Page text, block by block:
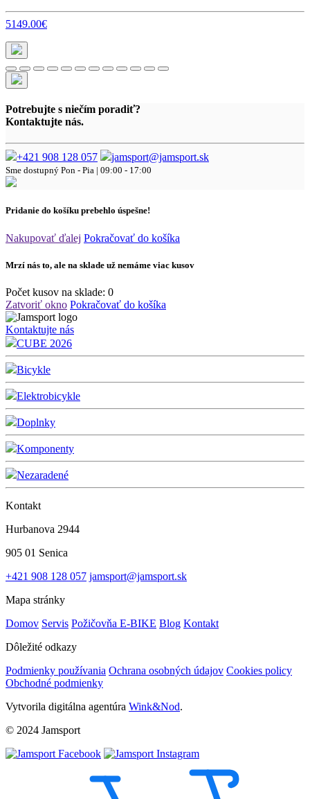
5149.00€
Potrebujte s niečím poradiť?
Kontaktujte nás.
+421 908 128 057 jamsport@jamsport.sk
Sme dostupný Pon - Pia | 09:00 - 17:00
Pridanie do košíku prebehlo úspešne!
Nakupovať ďalej Pokračovať do košíka
Mrzí nás to, ale na sklade už nemáme viac kusov
Počet kusov na sklade: 0
Zatvoriť okno Pokračovať do košíka
Kontaktujte nás
CUBE 2026
Bicykle
Elektrobicykle
Doplnky
Komponenty
Nezaradené
Kontakt
Hurbanova 2944
905 01 Senica
+421 908 128 057 jamsport@jamsport.sk
Mapa stránky
Domov Servis Požičovňa E-BIKE Blog Kontakt
Dôležité odkazy
Podmienky používania Ochrana osobných údajov Cookies policy
Obchodné podmienky
Vytvorila digitálna agentúra Wink&Nod.
© 2024 Jamsport